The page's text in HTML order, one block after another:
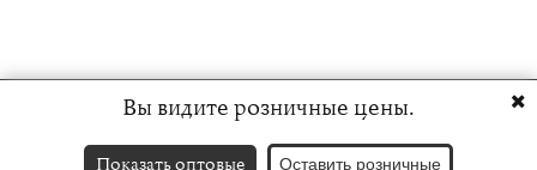
Вы видите розничные цены.
Показать оптовые Оставить розничные